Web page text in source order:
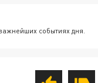
событиях дня.